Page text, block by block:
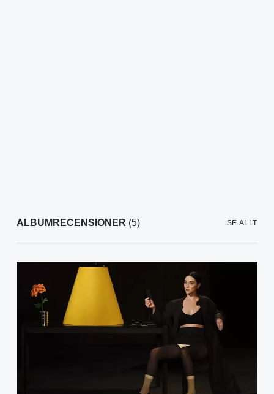
ALBUMRECENSIONER (5) SE ALLT